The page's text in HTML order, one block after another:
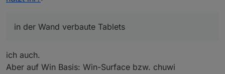
eben nicht das Ziel war. Daher meine Bitte das
Foto) vorgestellt werden.
in der Wand verbaute Tablets und keine normalen
in der Wand verbaute Tablets
ich auch.
Aber auf Win Basis: Win-Surface bzw. chuwi